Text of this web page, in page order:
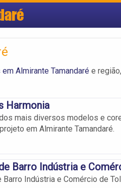
Almirante Tamandaré e
Harmonia
mais diversos modelos e
em Almirante Tamandaré.
Barro Indústria e
Barro Indústria e Comércio de